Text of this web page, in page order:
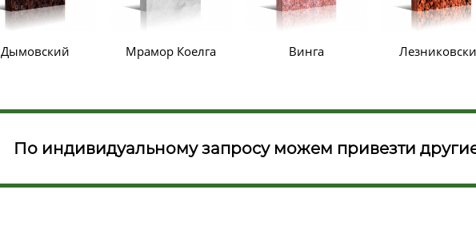
Дымовский Мрамор Коелга Винга
По индивидуальному запросу можем привезти